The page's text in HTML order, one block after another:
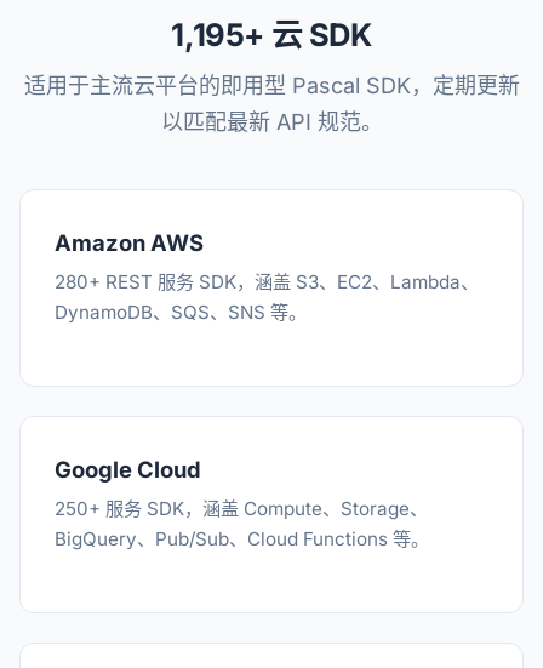
1,195+ 云 SDK
适用于主流云平台的即用型 Pascal SDK，定期更新
以匹配最新 API 规范。
Amazon AWS
280+ REST 服务 SDK，涵盖 S3、EC2、Lambda、
DynamoDB、SQS、SNS 等。
Google Cloud
250+ 服务 SDK，涵盖 Compute、Storage、
BigQuery、Pub/Sub、Cloud Functions 等。